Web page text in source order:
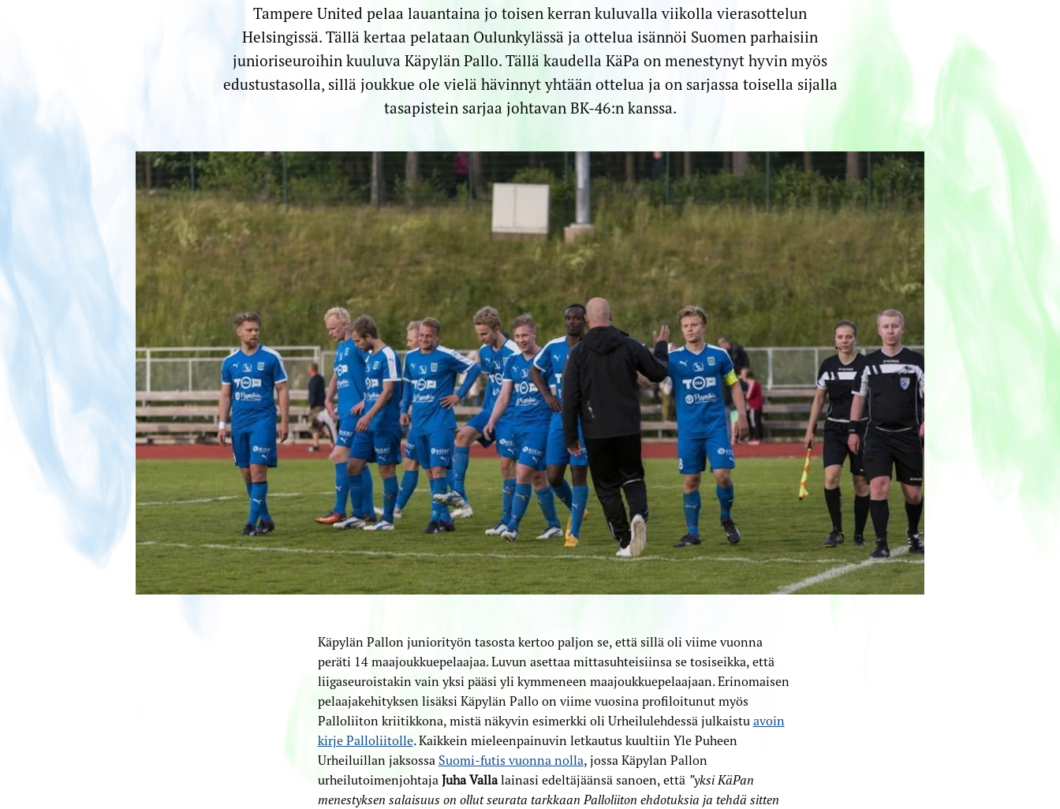
Tampere United pelaa lauantaina jo toisen kerran kuluvalla viikolla vierasottelun
Helsingissä. Tällä kertaa pelataan Oulunkylässä ja ottelua isännöi Suomen parhaisiin
junioriseuroihin kuuluva Käpylän Pallo. Tällä kaudella KäPa on menestynyt hyvin myös
edustustasolla, sillä joukkue ole vielä hävinnyt yhtään ottelua ja on sarjassa toisella sijalla
tasapistein sarjaa johtavan BK-46:n kanssa.
Käpylän Pallon juniorityön tasosta kertoo paljon se, että sillä oli viime vuonna
peräti 14 maajoukkuepelaajaa. Luvun asettaa mittasuhteisiinsa se tosiseikka, että
liigaseuroistakin vain yksi pääsi yli kymmeneen maajoukkuepelaajaan. Erinomaisen
pelaajakehityksen lisäksi Käpylän Pallo on viime vuosina profiloitunut myös
Palloliiton kriitikkona, mistä näkyvin esimerkki oli Urheilulehdessä julkaistu avoin
kirje Palloliitolle. Kaikkein mieleenpainuvin letkautus kuultiin Yle Puheen
Urheiluillan jaksossa Suomi-futis vuonna nolla, jossa Käpylan Pallon
urheilutoimenjohtaja Juha Vallalainasi edeltäjäänsä sanoen, että ”yksi KäPan
menestyksen salaisuus on ollut seurata tarkkaan Palloliiton ehdotuksia ja tehdä sitten